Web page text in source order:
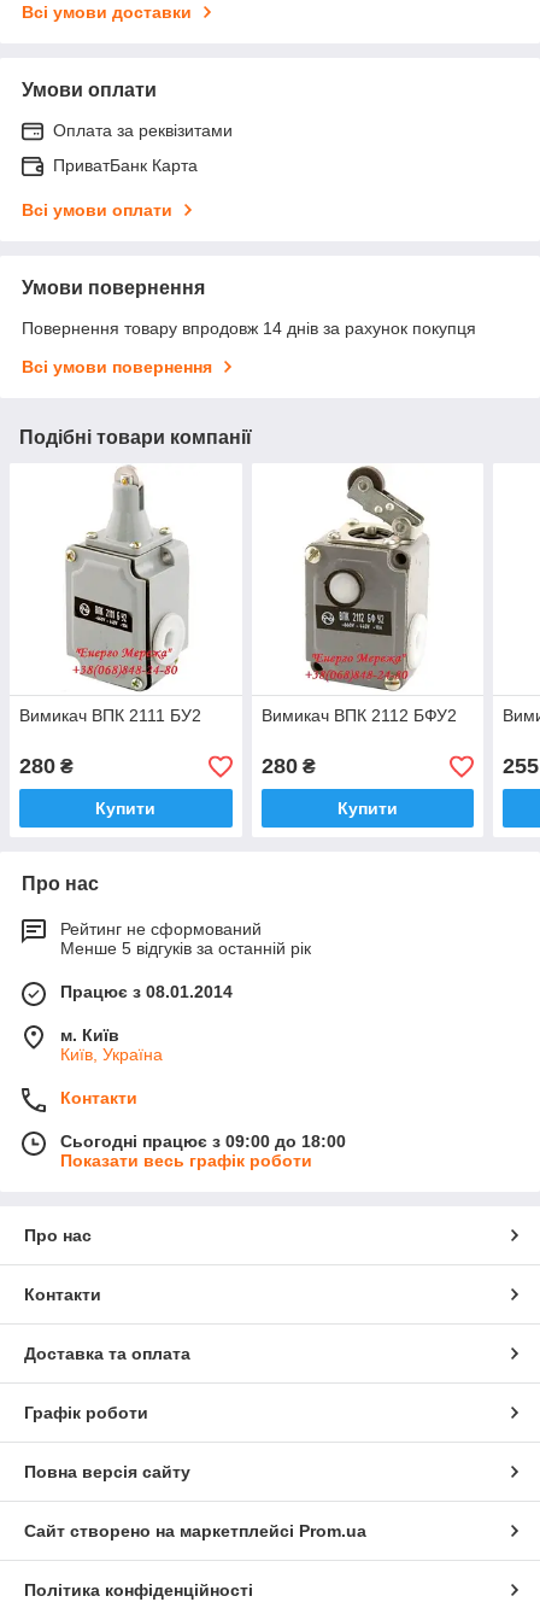
Всі умови доставки
Умови оплати
Оплата за реквізитами
ПриватБанк Карта
Всі умови оплати
Умови повернення
Повернення товару впродовж 14 днів за рахунок покупця
Всі умови повернення
Подібні товари компанії
Вимикач ВПК 2111 БУ2
280 ₴
Купити
Вимикач ВПК 2112 БФУ2
280₴
Купити
255
Про нас
Рейтинг не сформований
Менше 5 відгуків за останній рік
Працює з 08.01.2014
м. Київ
Київ, Україна
Контакти
Сьогодні працює з 09:00 до 18:00
Показати весь графік роботи
Про нас
Контакти
Доставка та оплата
Графік роботи
Повна версія сайту
Сайт створено на маркетплейсі Prom.ua
Політика конфіденційності